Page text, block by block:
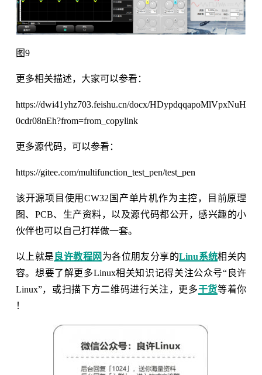
图9
更多相关描述，大家可以参看：
https://dwi41yhz703.feishu.cn/docx/HDypdqqapoMlVpxNuH
0cdr08nEh?from=from_copylink
更多源代码，可以参看：
https://gitee.com/multifunction_test_pen/test_pen
该开源项目使用CW32国产单片机作为主控，目前原理
图、PCB、生产资料，以及源代码都公开，感兴趣的小
伙伴也可以自己打样做一套。
以上就是 良许教程网 为各位朋友分享的Linu系统相关内
容。想要了解更多Linux相关知识记得关注公众号“良许
Linux”，或扫描下方二维码进行关注，更多干货等着你
！